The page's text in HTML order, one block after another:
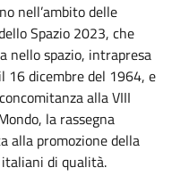
nell’ambito delle
Spazio 2023, che
nello spazio, intrapresa
16 dicembre del 1964, e
alla VIII
la rassegna
alla promozione della
di qualità.